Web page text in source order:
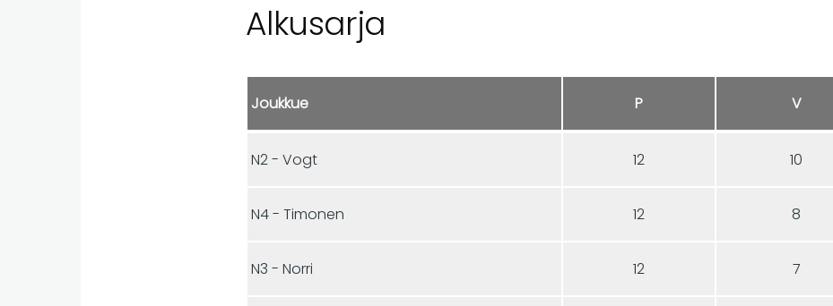
Alkusarja
Joukkue P V
N2 - Vogt 12 10
N4 - Timonen 12 8
N3 - Norri 12 7